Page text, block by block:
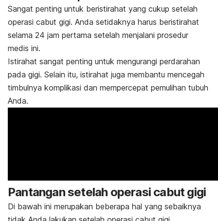
Sangat penting untuk beristirahat yang cukup setelah
operasi cabut gigi. Anda setidaknya harus beristirahat
selama 24 jam pertama setelah menjalani prosedur
medis ini.
Istirahat sangat penting untuk mengurangi perdarahan
pada gigi. Selain itu, istirahat juga membantu mencegah
timbulnya komplikasi dan mempercepat pemulihan tubuh
Anda.
Pantangan setelah operasi cabut gigi
Di bawah ini merupakan beberapa hal yang sebaiknya